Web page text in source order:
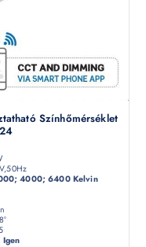
Színhőmérséklet
4000; 6400 Kelvin
Igen